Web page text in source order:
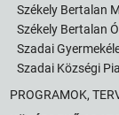
Székely Bertalan
Székely Bertalan
Szadai
Szadai Községi
PROGRAMOK,